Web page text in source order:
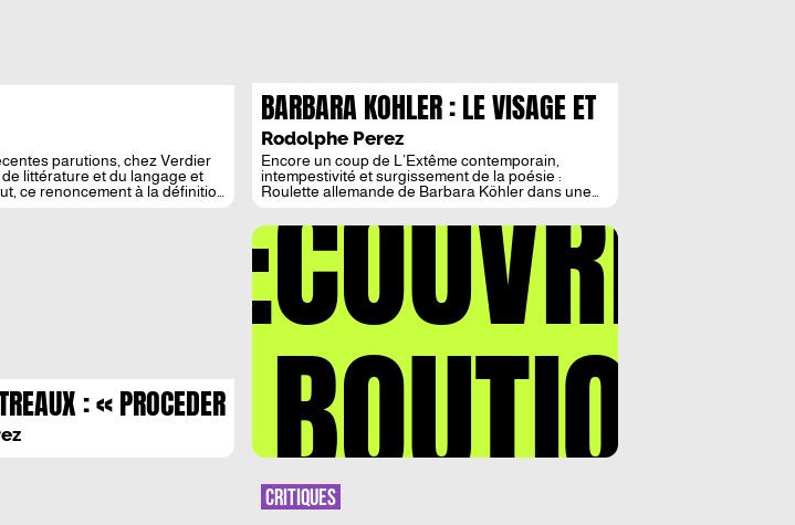
parutions, chez Verdier
littérature et du langage et
ce renoncement à la définition
BARBARA KOHLER : LE VISAGE ET
LA DANSE
Rodolphe Perez
Encore un coup de L’Extême contemporain,
intempestivité et surgissement de la poésie :
Roulette allemande de Barbara Köhler dans une
texte d’une puissance qui oblige, une découverte
étourdissante. Déjà l’an dernier, avec le même
traducteur, à qui il faut rendre les plus chaleureux
hommages de nous livrer ainsi ce […]
: « PROCEDER
FAILLE (ET LES
DÉCOUVREZ
LA BOUTIQUE
CRITIQUES